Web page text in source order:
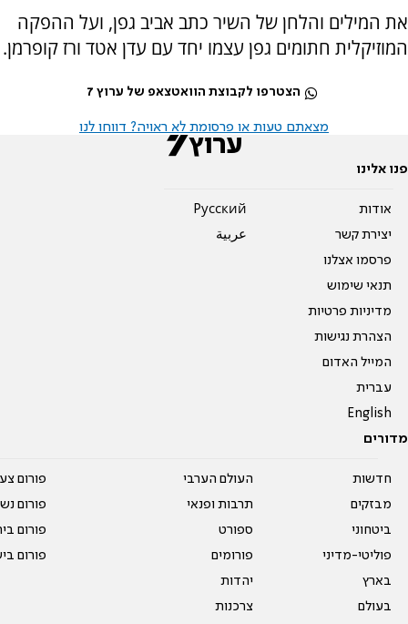
את המילים והלחן של השיר כתב אביב גפן, ועל ההפקה
המוזיקלית חתומים גפן עצמו יחד עם עדן אטד ורז קופרמן.
הצטרפו לקבוצת הוואטצאפ של ערוץ 7
מצאתם טעות או פרסומת לא ראויה? דווחו לנו
פנו אלינו
אודות
יצירת קשר
פרסמו אצלנו
תנאי שימוש
מדיניות פרטיות
הצהרת נגישות
המייל האדום
עברית
English
Pусский
عربية
מדורים
חדשות
מבזקים
ביטחוני
פוליטי-מדיני
בארץ
בעולם
העולם הערבי
תרבות ופנאי
ספורט
פורומים
יהדות
צרכנות
פורום
פורום
פורום
פורום